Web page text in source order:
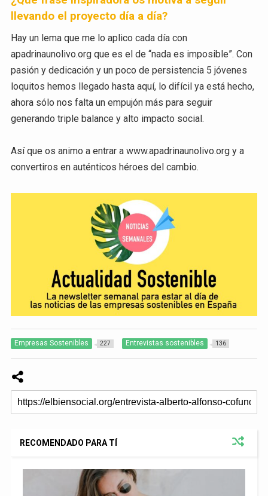
llevando el proyecto día a día?
Hay un lema que me lo aplico cada día con
apadrinaunolivo.org que es el de “nada es imposible”. Con
pasión y dedicación y un poco de persistencia 5 jóvenes
loquitos hemos llegado hasta aquí, lo difícil ya está hecho,
ahora sólo nos falta un empujón más para seguir
generando triple balance y alto impacto social.
Así que os animo a entrar a www.apadrinaunolivo.org y a
convertiros en auténticos héroes del cambio.
Empresas Sostenibles 227 Entrevistas sostenibles 136
RECOMENDADO PARA TÍ